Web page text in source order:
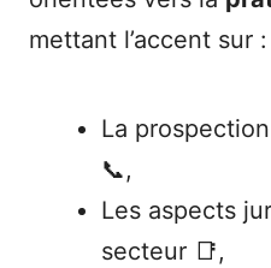
mettant l’accent sur :
La
📞,
Les aspects
secteur 📑,